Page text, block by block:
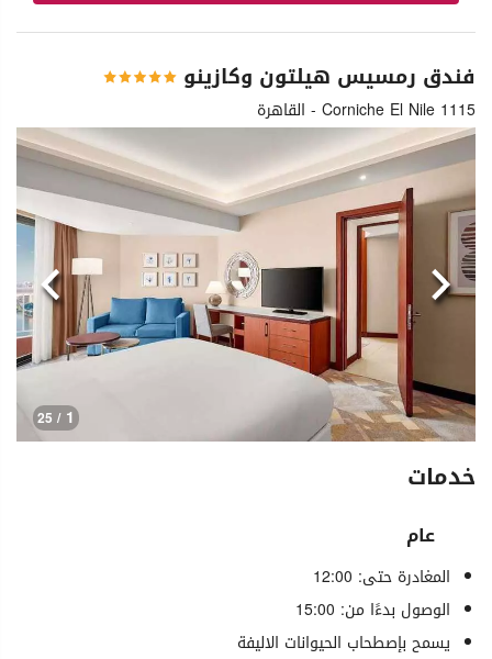
فندق رمسيس هيلتون وكازينو
1115 Corniche El Nile - القاهرة
1
/ 25
السابق
خدمات
عام
المغادرة حتى: 12:00
الوصول بدءًا من: 15:00
يسمح بإصطحاب الحيوانات الاليفة